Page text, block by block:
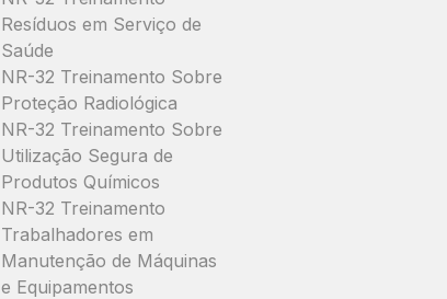
Resíduos em Serviço de
Saúde
NR-32 Treinamento Sobre
Proteção Radiológica
NR-32 Treinamento Sobre
Utilização Segura de
Produtos Químicos
NR-32 Treinamento
Trabalhadores em
Manutenção de Máquinas
e Equipamentos